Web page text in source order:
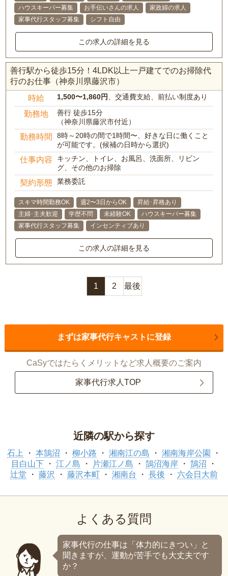
ハウスキーパー募集
お手伝いさんの求人
家政婦の求人
家事代行スタッフ募集
シフト自由
この求人の詳細を見る
善行駅から徒歩15分！4LDK以上一戸建てでのお掃除代
行のお仕事（神奈川県藤沢市）
時給 1,500〜1,860円 、交通費支給、前払い制度あり
勤務地
善行 徒歩15分
（神奈川県藤沢市付近）
勤務時間
8時～20時の間で1時間〜、好きな日に働くこと
が可能です。(候補の日時から選択)
仕事内容
キッチン、トイレ、お風呂、洗面所、リビン
グ、その他のお掃除
契約形態 業務委託
スキマ時間勤務OK 週2〜3日からOK
昇給･昇格あり
主婦･主夫歓迎
学歴不問 未経験OK
ハウスキーパー募集
家事代行スタッフ募集
インセンティブあり
この求人の詳細を見る
1 2 最後
まずは家事代行キャストに登録
CaSyではたらくメリットなど求人概要のご案内
家事代行求人TOP
近隣の駅から探す
石上 本鵠沼 柳小路 湘南江の島
湘南海岸公園
目白山下
江ノ島 片瀬江ノ島 鵠沼海岸
鵠沼
辻堂
藤沢 藤沢本町 湘南台 長後 六会日大前
よくある質問
家事代行の仕事は「体力的にきつい」と
聞きますが、運動が苦手でも大丈夫です
か？